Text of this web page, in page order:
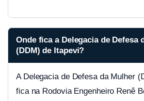
Onde fica a Delegacia de Defesa
(DDM) de Itapevi?
A Delegacia de Defesa da Mulher
fica na Rodovia Engenheiro Renê